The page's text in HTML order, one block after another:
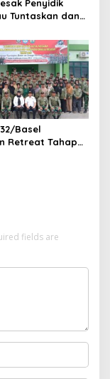
Penyidik
Tuntaskan dan
Basel
Retreat Tahap
fields are